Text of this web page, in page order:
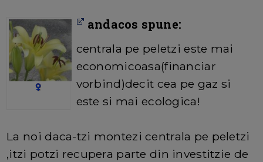
andacos spune:
centrala pe peletzi este mai
economicoasa(financiar
vorbind)decit cea pe gaz si
este si mai ecologica!
La noi daca-tzi montezi centrala pe peletzi
,itzi potzi recupera parte din investitzie de